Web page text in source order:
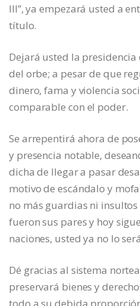
III”, ya empezará usted a
título.
Dejará usted la
del orbe; a pesar de que
dinero, fama y violencia
comparable con el poder.
Se arrepentirá ahora de
y presencia notable,
dicha de llegar a pasar
motivo de escándalo y
no más guardias ni
fueron sus pares y hoy
naciones, usted ya no lo
Dé gracias al sistema
preservará bienes y